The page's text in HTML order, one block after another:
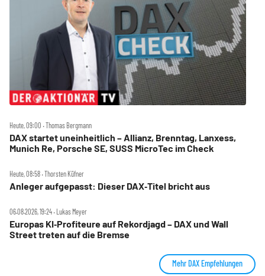
Heute, 09:00 ‧ Thomas Bergmann
DAX startet uneinheitlich – Allianz, Brenntag, Lanxess,
Munich Re, Porsche SE, SUSS MicroTec im Check
Heute, 08:58 ‧ Thorsten Küfner
Anleger aufgepasst: Dieser DAX‑Titel bricht aus
06.08.2026, 19:24 ‧ Lukas Meyer
Europas KI‑Profiteure auf Rekordjagd – DAX und Wall
Street treten auf die Bremse
Mehr DAX Empfehlungen